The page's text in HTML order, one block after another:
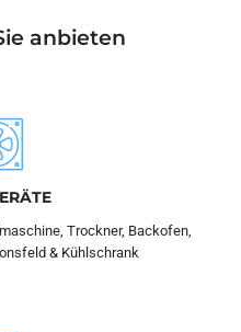
anbieten
Trockner, Backofen,
& Kühlschrank